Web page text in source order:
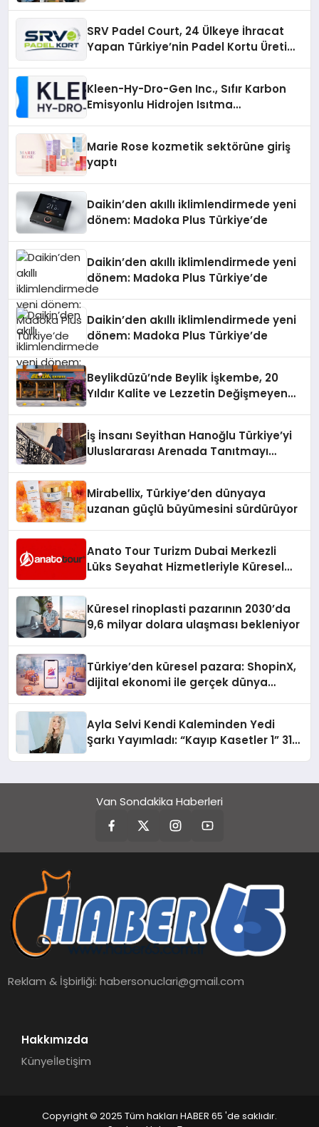
SRV Padel Court, 24 Ülkeye İhracat
Yapan Türkiye’nin Padel Kortu Üretim
Kleen-Hy-Dro-Gen Inc., Sıfır Karbon
Emisyonlu Hidrojen Isıtma
Marie Rose kozmetik sektörüne giriş
yaptı
Daikin’den akıllı iklimlendirmede yeni
dönem: Madoka Plus Türkiye’de
Daikin’den akıllı iklimlendirmede yeni
dönem: Madoka Plus Türkiye’de
Daikin’den akıllı iklimlendirmede yeni
dönem: Madoka Plus Türkiye’de
Beylikdüzü’nde Beylik İşkembe, 20
Yıldır Kalite ve Lezzetin Değişmeyen
İş İnsanı Seyithan Hanoğlu Türkiye’yi
Uluslararası Arenada Tanıtmayı
Mirabellix, Türkiye’den dünyaya
uzanan güçlü büyümesini sürdürüyor
Anato Tour Turizm Dubai Merkezli
Lüks Seyahat Hizmetleriyle Küresel
Küresel rinoplasti pazarının 2030’da
9,6 milyar dolara ulaşması bekleniyor
Türkiye’den küresel pazara: ShopinX,
dijital ekonomi ile gerçek dünya
Ayla Selvi Kendi Kaleminden Yedi
Şarkı Yayımladı: “Kayıp Kasetler 1” 31
Van Sondakika Haberleri
Reklam & İşbirliği:habersonuclari@gmail.com
Hakkımızda
Künyeİletişim
Copyright © 2025 Tüm hakları HABER 65 'de saklıdır.